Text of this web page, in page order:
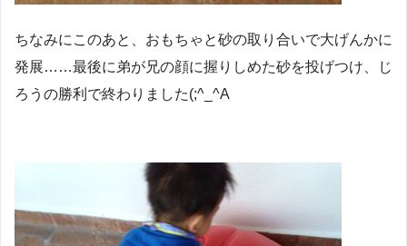
ちなみにこのあと、おもちゃと砂の取り合いで大げんかに
発展……最後に弟が兄の顔に握りしめた砂を投げつけ、じ
ろうの勝利で終わりました(;^_^A